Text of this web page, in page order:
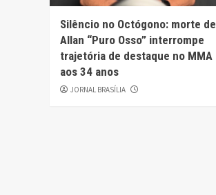
Silêncio no Octógono: morte de
Allan “Puro Osso” interrompe
trajetória de destaque no MMA
aos 34 anos
JORNAL BRASÍLIA